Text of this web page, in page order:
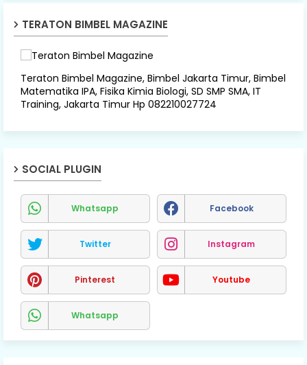
TERATON BIMBEL MAGAZINE
Teraton Bimbel Magazine, Bimbel Jakarta Timur, Bimbel
Matematika IPA, Fisika Kimia Biologi, SD SMP SMA, IT
Training, Jakarta Timur Hp 082210027724
SOCIAL PLUGIN
Whatsapp Facebook
Twitter Instagram
Pinterest Youtube
Whatsapp